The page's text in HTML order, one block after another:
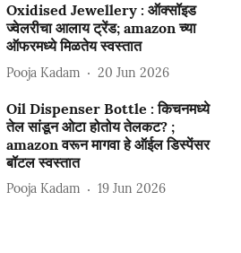
Oxidised Jewellery : ऑक्सॉइड
ज्वेलरीचा आलाय ट्रेंड; amazon च्या
ऑफरमध्ये मिळतेय स्वस्तात
Pooja Kadam 20 Jun 2026
Oil Dispenser Bottle : किचनमध्ये
तेल सांडून ओटा होतोय तेलकट? ;
amazon वरून मागवा हे ऑईल डिस्पेंसर
बॉटल स्वस्तात
Pooja Kadam 19 Jun 2026